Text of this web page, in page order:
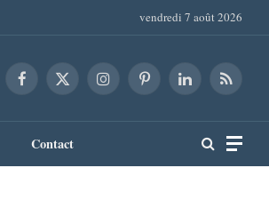
vendredi 7 août 2026
Facebook
X
InstagramPinterestLinkedInRSS
Contact